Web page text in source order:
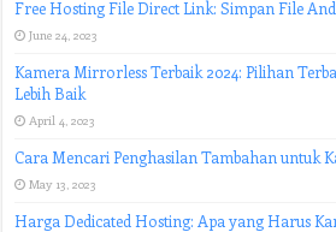
Free Hosting File Direct Link: Simpan File
June 24, 2023
Kamera Mirrorless Terbaik 2024: Pilihan
Lebih Baik
April 4, 2023
Cara Mencari Penghasilan Tambahan untuk
May 13, 2023
Harga Dedicated Hosting: Apa yang Harus